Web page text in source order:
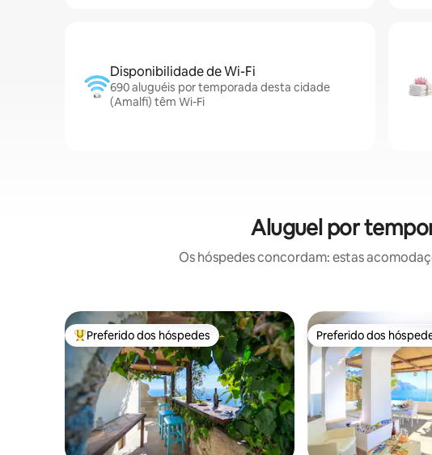
Disponibilidade de Wi-Fi
690 aluguéis por temporada desta cidade
(Amalfi) têm Wi-Fi
Aluguel por
Os hóspedes concordam: estas
Entre os melhores preferidos dos hóspedes
Preferido dos hóspedes Preferido dos
Preferido dos